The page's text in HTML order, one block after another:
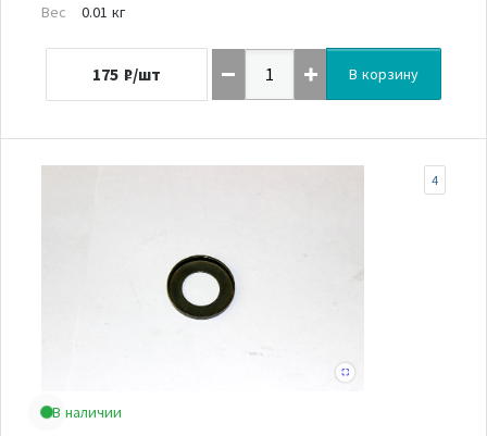
Вес
0.01 кг
175 ₽/шт В корзину
В наличии
4